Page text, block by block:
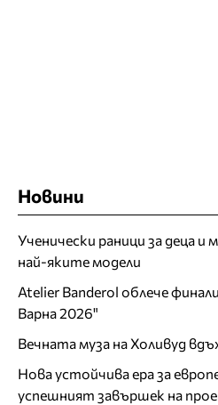
Новини
Ученически раници за деца и
най-яките модели
Atelier Banderol облече
Варна 2026"
Вечната муза на Холивуд
Нова устойчива ера за
успешният завършек на